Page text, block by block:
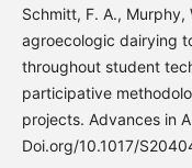
Schmitt, F. A., Murphy,
agroecologic dairying
throughout student
participative
projects. Advances in
Doi.org/10.1017/